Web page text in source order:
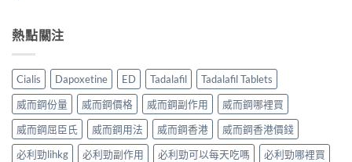
熱點關注
Cialis Dapoxetine ED Tadalafil
Tadalafil Tablets
威而鋼份量
威而鋼價格 威而鋼副作用
威而鋼哪裡買
威而鋼屈臣氏
威而鋼用法 威而鋼香港
威而鋼香港價錢
必利勁lihkg
必利勁副作用 必利勁可以每天吃嗎
必利勁哪裡買